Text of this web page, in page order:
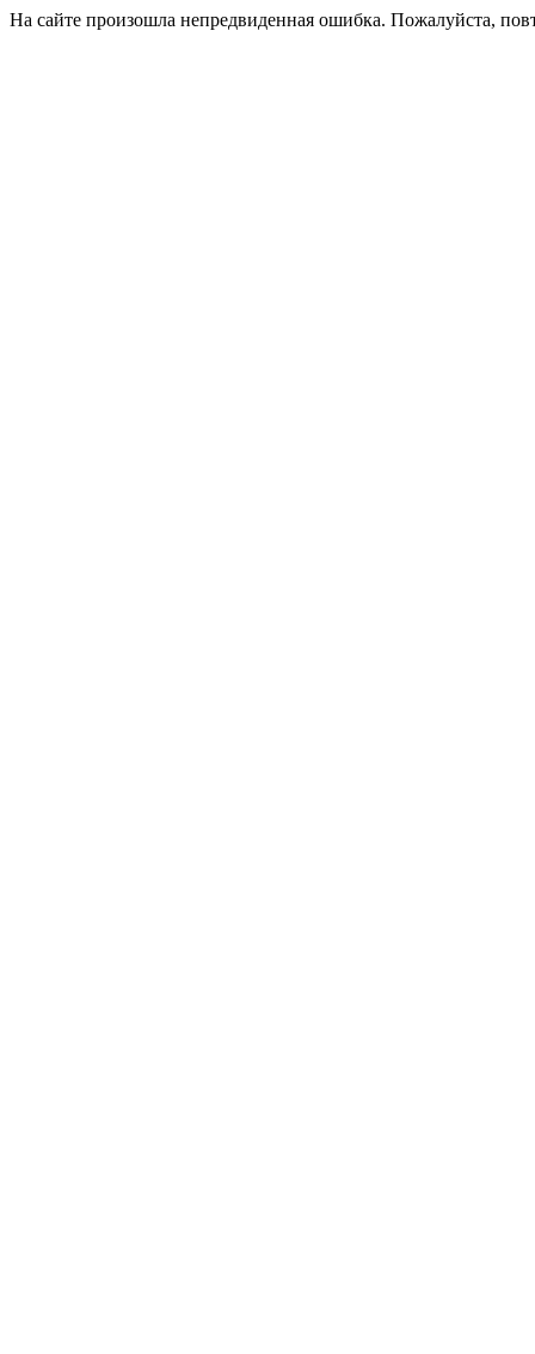
На сайте произошла непредвиденная ошибка. Пожалуйста,